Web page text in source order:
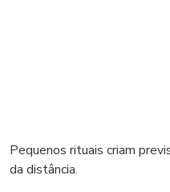
Pequenos rituais criam
da distância.